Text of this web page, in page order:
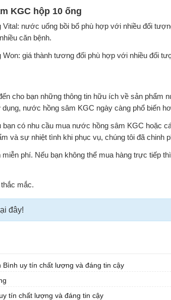
KGC hộp 10 ống
nước uống bồi bổ phù hợp với nhiều đối
căn bệnh.
giá thành tương đối phù hợp với nhiều đối
cho bạn những thông tin hữu ích về sản
nước hồng sâm KGC ngày càng phổ biến
có nhu cầu mua nước hồng sâm KGC hoặc
và sự nhiệt tình khi phục vụ, chúng tôi đã chinh
phí. Nếu bạn không thể mua hàng trực tiếp
mắc.
đây!
uy tín chất lượng và đáng tin cậy
tín chất lượng và đáng tin cậy